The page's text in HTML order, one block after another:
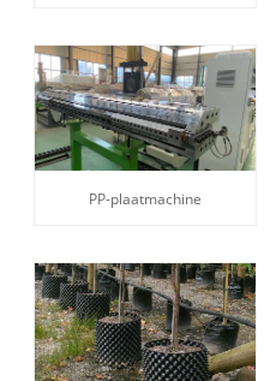
PP-plaatmachine